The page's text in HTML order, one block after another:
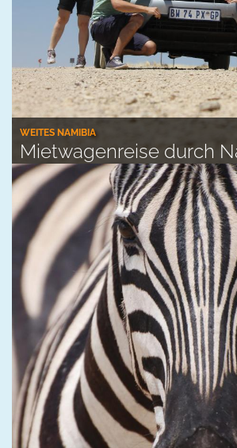
WEITES NAMIBIA
Mietwagenreise durch